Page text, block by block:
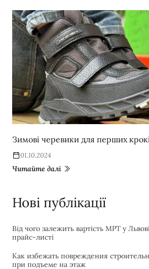
Зимові черевики для перших
01.10.2024
Читайте далі
Нові публікації
Від чого залежить вартість МРТ у
прайс-листі
Как избежать повреждения
при подъеме на этаж